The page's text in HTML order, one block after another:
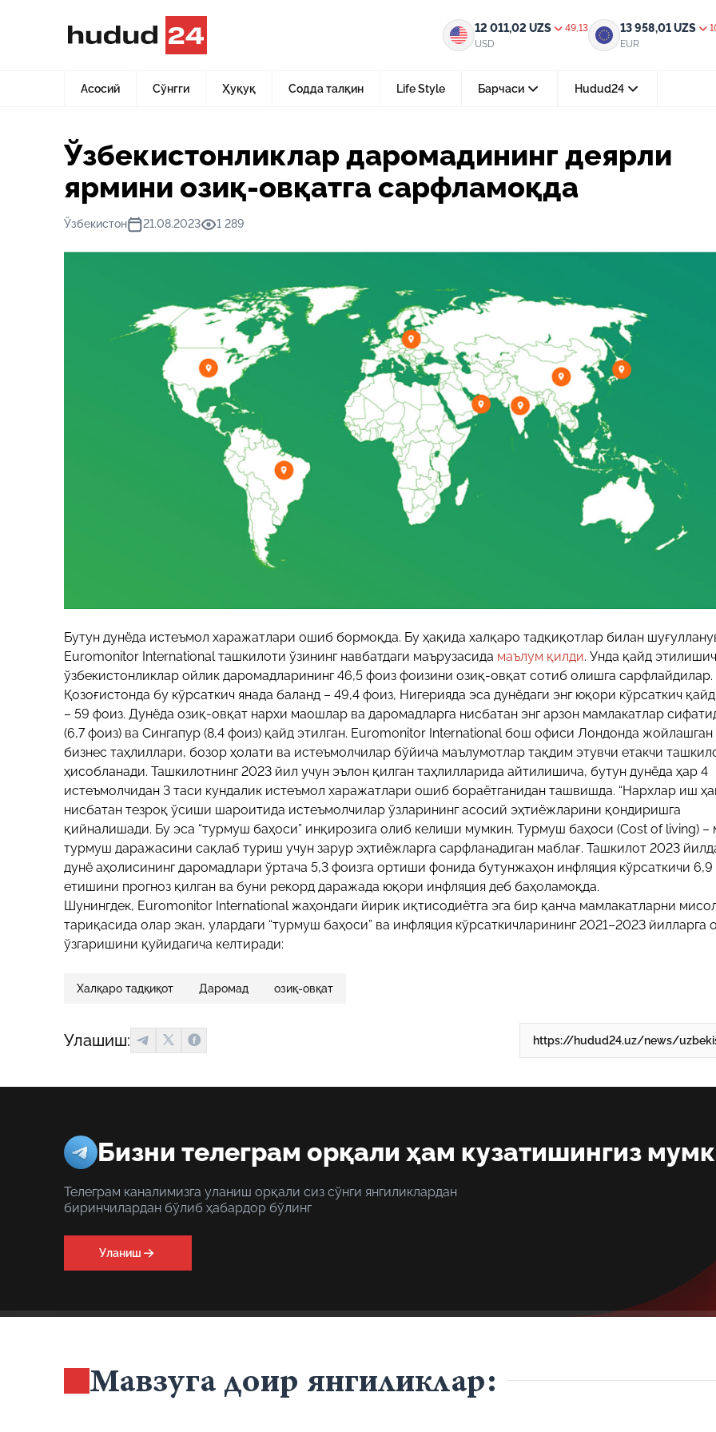
12 011,02 UZS
49,13
USD
13 958,01UZS
EUR
Асосий Сўнгги Ҳуқуқ Содда талқин Life Style Барчаси Hudud24
05-август 2026, 04:36
Мустақилликнинг 35 йили:
тараққиёт ва фаровонлик сари
15-июл 2026, 05:11
Ҳуқуқий билимларни
форматда ўрганиш имконияти
29-июн 2026, 10:29
Халқ билан очиқ мулоқот —
манфаатларига хизмат қилувчи
давлат бошқарувининг муҳим
25-июн 2026, 11:04
Электрон обуна: ҳуқуқий
тез ва қулай йўл
23-июн 2026, 10:05
Хусусий боғчада 5 ой ишлаб
Янгиликлар Ўзбекистонликлар даромадининг деярли ярмини озиқ-овқатга сарфламоқда
Ўзбекистонликлар даромадининг деярли
ярмини озиқ-овқатга сарфламоқда
Ўзбекистон 21.08.2023 1 289
Бутун дунёда истеъмол харажатлари ошиб бормоқда. Бу ҳақида халқаро тадқиқотлар билан
Euromonitor International ташкилоти ўзининг навбатдаги маърузасида маълум қилди. Унда қайд
ўзбекистонликлар ойлик даромадларининг 46,5 фоиз фоизини озиқ-овқат сотиб олишга сарфлайдилар.
Қозоғистонда бу кўрсаткич янада баланд – 49,4 фоиз, Нигерияда эса дунёдаги энг юқори кўрсаткич
– 59 фоиз. Дунёда озиқ-овқат нархи маошлар ва даромадларга нисбатан энг арзон мамлакатлар
(6,7 фоиз) ва Сингапур (8,4 фоиз) қайд этилган. Euromonitor International бош офиси Лондонда
бизнес таҳлиллари, бозор ҳолати ва истеъмолчилар бўйича маълумотлар тақдим этувчи етакчи
ҳисобланади. Ташкилотнинг 2023 йил учун эълон қилган таҳлилларида айтилишича, бутун дунёда ҳар 4
истеъмолчидан 3 таси кундалик истеъмол харажатлари ошиб бораётганидан ташвишда. “Нархлар иш
нисбатан тезроқ ўсиши шароитида истеъмолчилар ўзларининг асосий эҳтиёжларини қондиришга
қийналишади. Бу эса “турмуш баҳоси” инқирозига олиб келиши мумкин. Турмуш баҳоси (Cost of living) –
турмуш даражасини сақлаб туриш учун зарур эҳтиёжларга сарфланадиган маблағ. Ташкилот 2023
дунё аҳолисининг даромадлари ўртача 5,3 фоизга ортиши фонида бутунжаҳон инфляция кўрсаткичи 6,9
етишини прогноз қилган ва буни рекорд даражада юқори инфляция деб баҳоламоқда.
Шунингдек, Euromonitor International жаҳондаги йирик иқтисодиётга эга бир қанча мамлакатларни
тариқасида олар экан, улардаги “турмуш баҳоси” ва инфляция кўрсаткичларининг 2021–2023 йилларга
ўзгаришини қуйидагича келтиради:
Халқаро тадқиқот Даромад озиқ-овқат
Улашиш:
Бизни телеграм орқали ҳам кузатишингиз
Телеграм каналимизга уланиш орқали сиз сўнги янгиликлардан
биринчилардан бўлиб ҳабардор бўлинг
Уланиш
Мавзуга доир янгиликлар: